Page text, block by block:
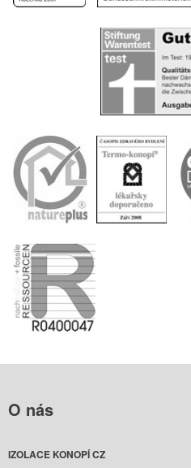
O nás
IZOLACE KONOPÍ CZ